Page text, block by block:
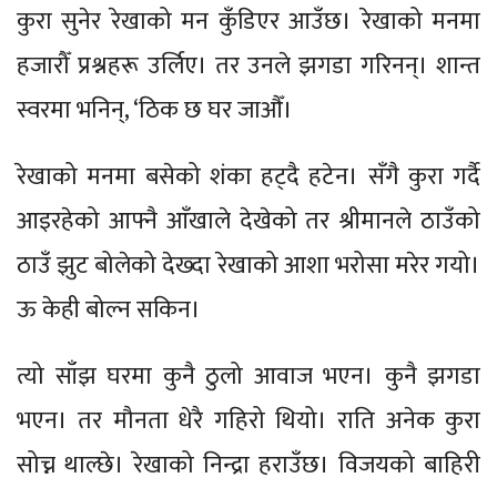
कुरा सुनेर रेखाको मन कुँडिएर आउँछ। रेखाको मनमा
हजारौँ प्रश्नहरू उर्लिए। तर उनले झगडा गरिनन्। शान्त
स्वरमा भनिन्, ‘ठिक छ घर जाऔँ।
रेखाको मनमा बसेको शंका हट्दै हटेन। सँगै कुरा गर्दै
आइरहेको आफ्नै आँखाले देखेको तर श्रीमानले ठाउँको
ठाउँ झुट बोलेको देख्दा रेखाको आशा भरोसा मरेर गयो।
ऊ केही बोल्न सकिन।
त्यो साँझ घरमा कुनै ठुलो आवाज भएन। कुनै झगडा
भएन। तर मौनता धेरै गहिरो थियो। राति अनेक कुरा
सोच्न थाल्छे। रेखाको निन्द्रा हराउँछ। विजयको बाहिरी